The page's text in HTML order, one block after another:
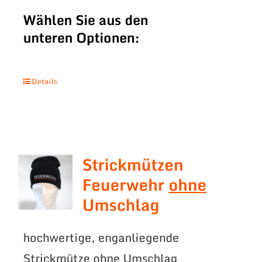
Wählen Sie aus den
unteren Optionen:
Details
Strickmützen
Feuerwehrohne
Umschlag
hochwertige, enganliegende
Strickmütze ohne Umschlag